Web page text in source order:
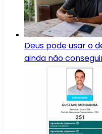
Deus pode usar o
ainda não